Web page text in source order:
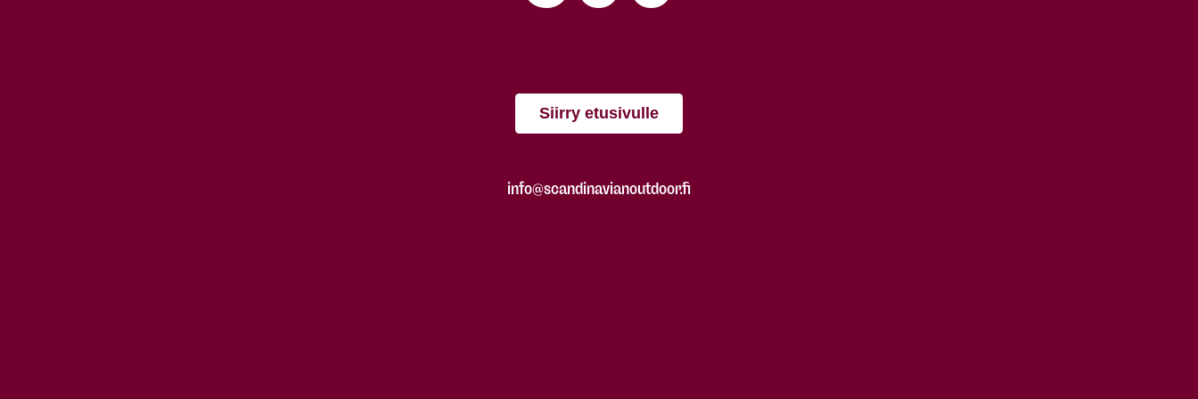
Siirry etusivulle
info@scandinavianoutdoor.fi